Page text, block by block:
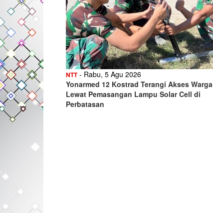
NTT- Rabu, 5 Agu 2026
Yonarmed 12 Kostrad Terangi Akses Warga
Lewat Pemasangan Lampu Solar Cell di
Perbatasan